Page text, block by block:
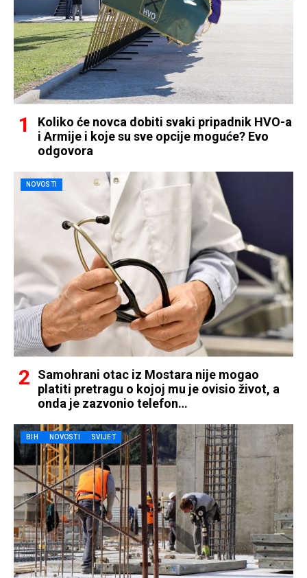
Koliko će novca dobiti svaki pripadnik HVO-a
i Armije i koje su sve opcije moguće? Evo
odgovora
NOVOSTI
Samohrani otac iz Mostara nije mogao
platiti pretragu o kojoj mu je ovisio život, a
onda je zazvonio telefon…
BIH NOVOSTI SVIJET